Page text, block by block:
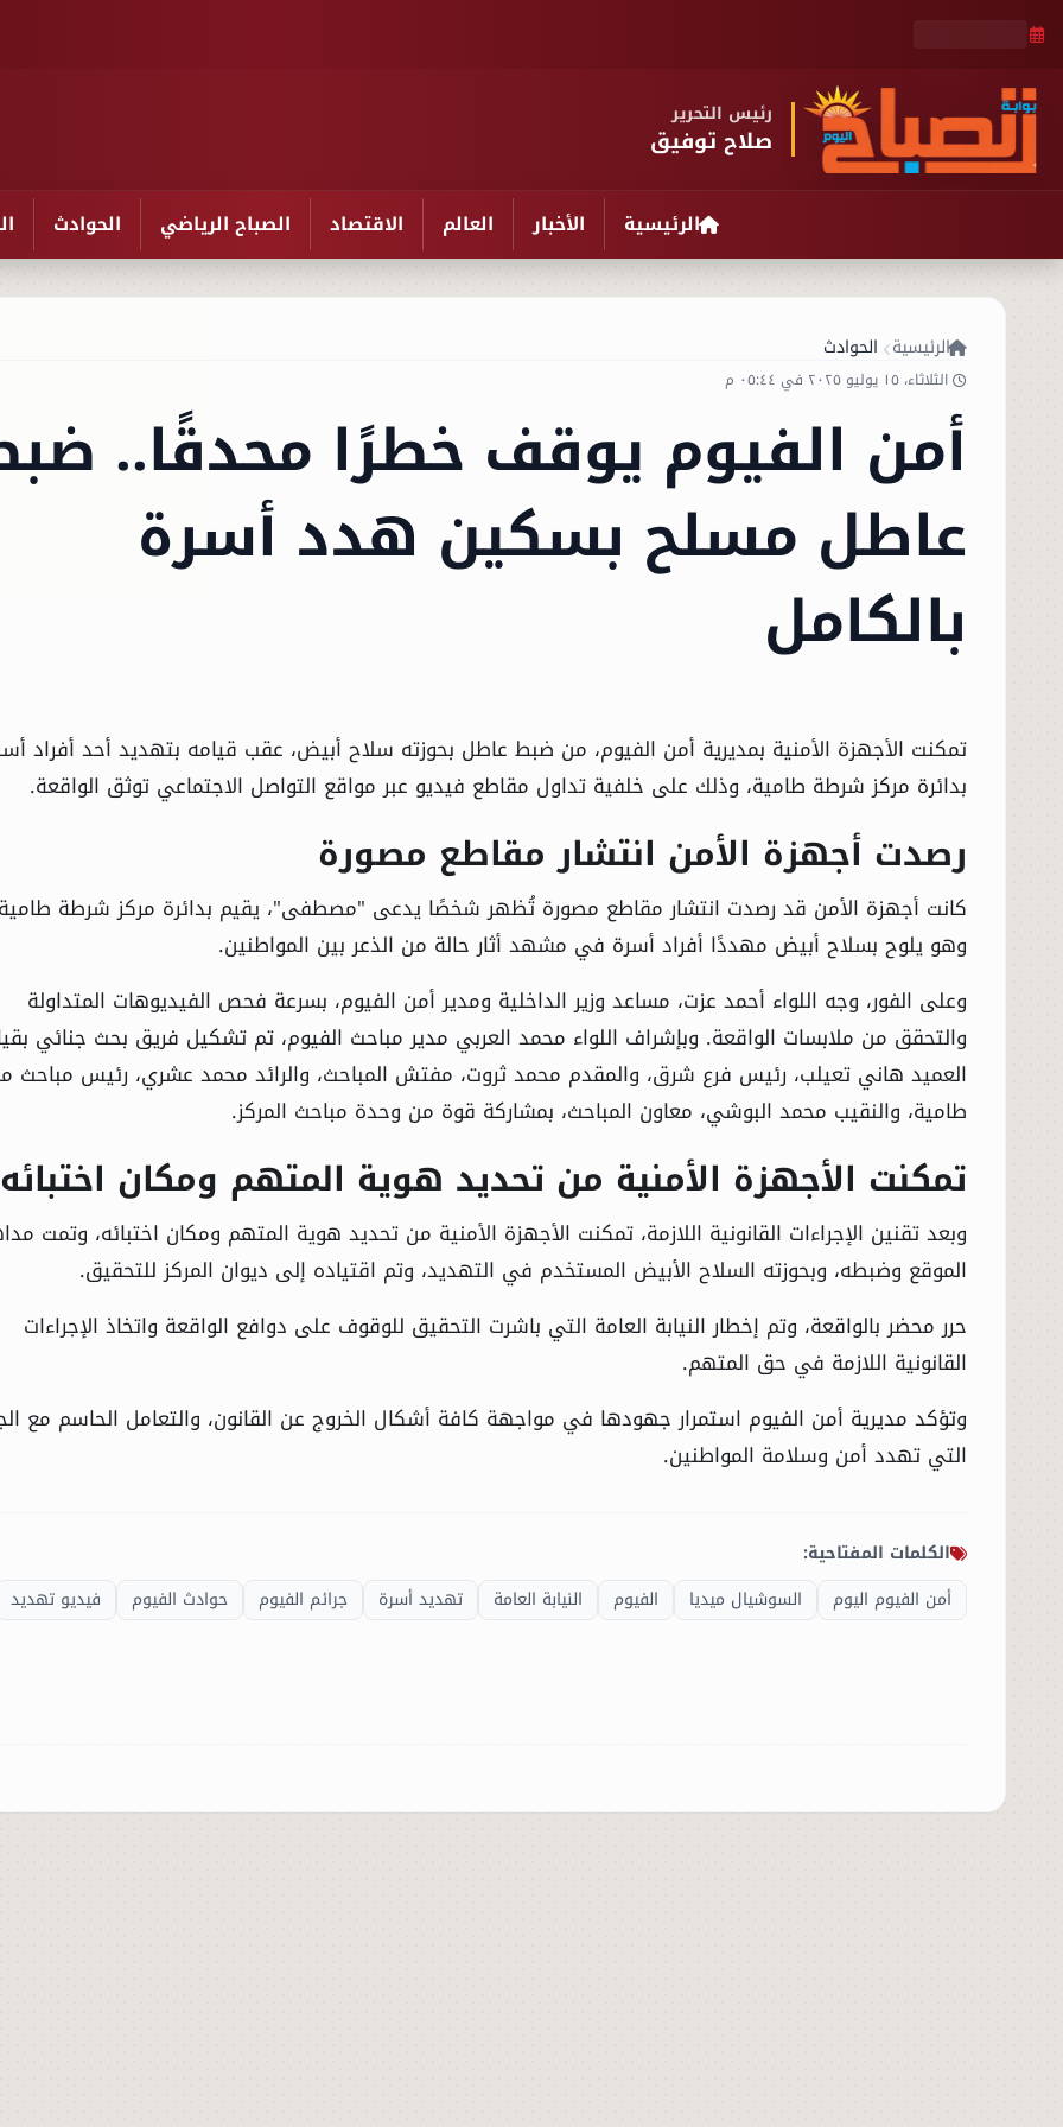
رئيس التحرير
صلاح توفيق
الرئيسية الأخبار العالم الاقتصاد الصباح الرياضي الحوادث
الرئيسية الحوادث
الثلاثاء، ١٥ يوليو ٢٠٢٥ في ٠٥:٤٤ م
أمن الفيوم يوقف خطرًا محدقًا..
عاطل مسلح بسكين هدد أسرة
بالكامل
تمكنت الأجهزة الأمنية بمديرية أمن الفيوم، من ضبط عاطل بحوزته سلاح أبيض، عقب قيامه بتهديد أحد أفراد
بدائرة مركز شرطة طامية، وذلك على خلفية تداول مقاطع فيديو عبر مواقع التواصل الاجتماعي توثق الواقعة.
رصدت أجهزة الأمن انتشار مقاطع مصورة
كانت أجهزة الأمن قد رصدت انتشار مقاطع مصورة تُظهر شخصًا يدعى "مصطفى"، يقيم بدائرة مركز شرطة
وهو يلوح بسلاح أبيض مهددًا أفراد أسرة في مشهد أثار حالة من الذعر بين المواطنين.
وعلى الفور، وجه اللواء أحمد عزت، مساعد وزير الداخلية ومدير أمن الفيوم، بسرعة فحص الفيديوهات المتداولة
والتحقق من ملابسات الواقعة. وبإشراف اللواء محمد العربي مدير مباحث الفيوم، تم تشكيل فريق بحث جنائي
العميد هاني تعيلب، رئيس فرع شرق، والمقدم محمد ثروت، مفتش المباحث، والرائد محمد عشري، رئيس مباحث
طامية، والنقيب محمد البوشي، معاون المباحث، بمشاركة قوة من وحدة مباحث المركز.
تمكنت الأجهزة الأمنية من تحديد هوية المتهم ومكان اختبائه
وبعد تقنين الإجراءات القانونية اللازمة، تمكنت الأجهزة الأمنية من تحديد هوية المتهم ومكان اختبائه، وتمت
الموقع وضبطه، وبحوزته السلاح الأبيض المستخدم في التهديد، وتم اقتياده إلى ديوان المركز للتحقيق.
حرر محضر بالواقعة، وتم إخطار النيابة العامة التي باشرت التحقيق للوقوف على دوافع الواقعة واتخاذ الإجراءات
القانونية اللازمة في حق المتهم.
وتؤكد مديرية أمن الفيوم استمرار جهودها في مواجهة كافة أشكال الخروج عن القانون، والتعامل الحاسم مع
التي تهدد أمن وسلامة المواطنين.
الكلمات المفتاحية:
أمن الفيوم اليوم
السوشيال ميديا الفيوم النيابة العامة تهديد أسرة جرائم الفيوم حوادث الفيوم فيديو تهديد